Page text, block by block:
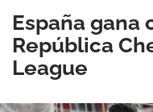
España gana
República
League